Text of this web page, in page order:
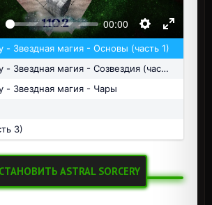
00:00
- Звездная магия - Основы (часть 1)
Astral Sorcery - Звездная магия - Созвездия (часть 2)
- Звездная магия - Чары
3)
ASTRAL SORCERY